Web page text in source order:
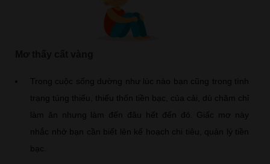
Trong cuộc sống dường như lúc nào bạn cũng trong tình
trạng túng thiếu, thiếu thốn tiền bạc, của cải, dù chăm chỉ
làm ăn nhưng làm đến đâu hết đến đó. Giấc mơ này
nhắc nhở bạn cần biết lên kế hoạch chi tiêu, quản lý tiền
bạc.